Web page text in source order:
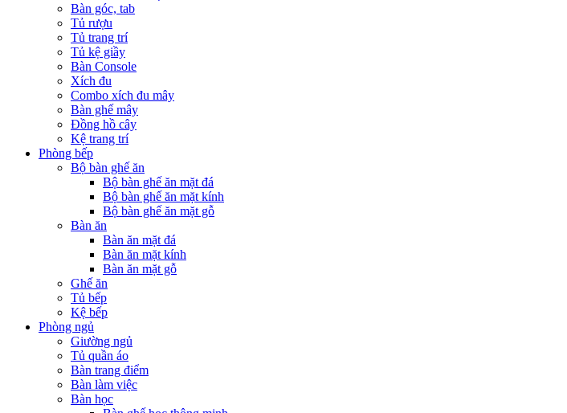
Bàn góc, tab
Tủ rượu
Tủ trang trí
Tủ kệ giầy
Bàn Console
Xích đu
Combo xích đu mây
Bàn ghế mây
Đồng hồ cây
Kệ trang trí
Phòng bếp
Bộ bàn ghế ăn
Bộ bàn ghế ăn mặt đá
Bộ bàn ghế ăn mặt kính
Bộ bàn ghế ăn mặt gỗ
Bàn ăn
Bàn ăn mặt đá
Bàn ăn mặt kính
Bàn ăn mặt gỗ
Ghế ăn
Tủ bếp
Kệ bếp
Phòng ngủ
Giường ngủ
Tủ quần áo
Bàn trang điểm
Bàn làm việc
Bàn học